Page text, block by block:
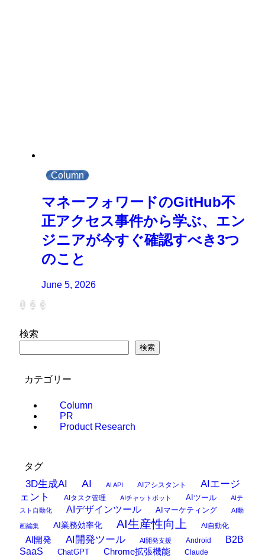
Column
マネーフォワードのGitHub不
正アクセス事件から学ぶ、エン
ジニアが今すぐ確認すべき3つ
のこと
June 5, 2026
1 2 3
検索
検索
カテゴリー
Column
PR
Product Research
タグ
3D生成AI AI AI API AIアシスタント
AIエージ
ェント
AIタスク管理 AIチャットボット AIツール
AIテ
スト自動化
AIデザインツール AIマーケティング AI動
画編集 AI業務効率化 AI生産性向上 AI自動化
AI開発 AI開発ツール AI開発支援 Android
B2B
SaaS
ChatGPT Chrome拡張機能 Claude